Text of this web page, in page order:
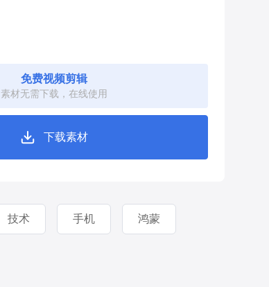
免费视频剪辑
素材无需下载，在线使用
下载素材
技术 手机 鸿蒙